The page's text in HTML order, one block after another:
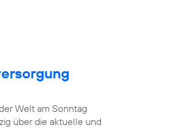
Welt am Sonntag
über die aktuelle und